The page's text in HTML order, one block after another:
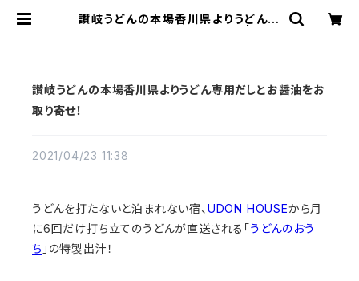
讃岐うどんの本場香川県よりうどん専
讃岐うどんの本場香川県よりうどん専用だしとお醤油をお
取り寄せ！
2021/04/23 11:38
うどんを打たないと泊まれない宿、 UDON HOUSEから月
に6回だけ打ち立てのうどんが直送される「うどんのおう
ち 」の特製出汁！